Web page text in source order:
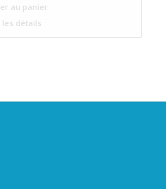
au panier
les détails